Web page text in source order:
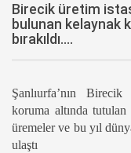
Birecik üretim
bulunan kelaynak
bırakıldı....
Şanlıurfa’nın
koruma altında tutulan
üremeler ve bu yıl
ulaştı